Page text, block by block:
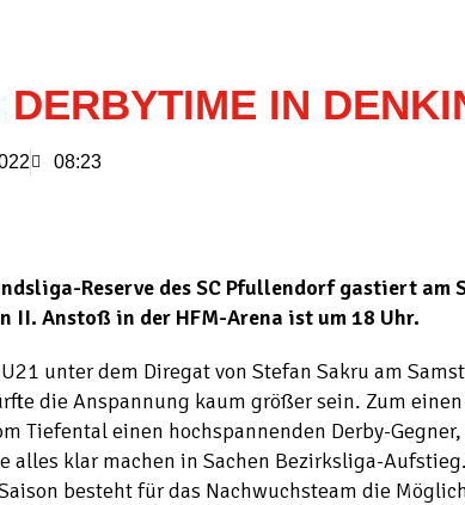
DERBYTIME IN
08:23
Reserve des SC Pfullendorf gastiert am
II. Anstoß in der HFM-Arena ist um 18 Uhr.
unter dem Diregat von Stefan Sakru am
die Anspannung kaum größer sein. Zum
Tiefental einen hochspannenden Derby-
alles klar machen in Sachen Bezirksliga-
besteht für das Nachwuchsteam die